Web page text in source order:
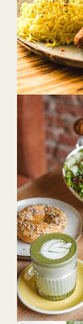
Daugiau